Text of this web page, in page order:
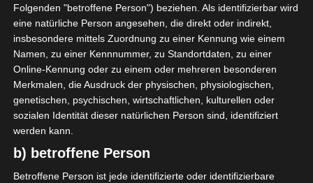
Olympique de Béjà (OB)
D S. Sghaier 12'
El Gawafel Sportives de Gafsa (EGSG)
Folgenden "betroffene Person") beziehen. Als identifizierbar wird
eine natürliche Person angesehen, die direkt oder indirekt,
insbesondere mittels Zuordnung zu einer Kennung wie einem
Namen, zu einer Kennnummer, zu Standortdaten, zu einer
Online-Kennung oder zu einem oder mehreren besonderen
Merkmalen, die Ausdruck der physischen, physiologischen,
genetischen, psychischen, wirtschaftlichen, kulturellen oder
sozialen Identität dieser natürlichen Person sind, identifiziert
werden kann.
b) betroffene Person
Betroffene Person ist jede identifizierte oder identifizierbare